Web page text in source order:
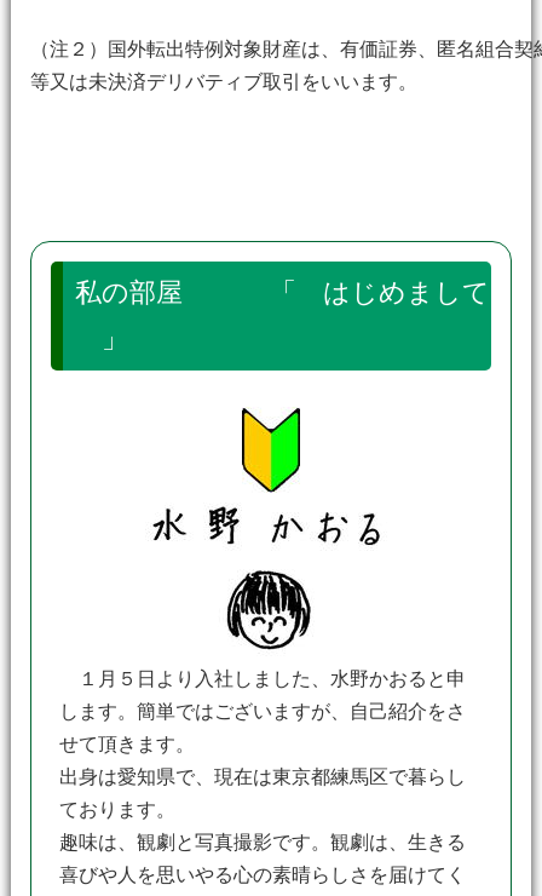
（注２）国外転出特例対象財産は、有価証券、匿名組合
等又は未決済デリバティブ取引をいいます。
私の部屋 「 はじめまして
」
１月５日より入社しました、水野かおると申
します。簡単ではございますが、自己紹介をさ
せて頂きます。
出身は愛知県で、現在は東京都練馬区で暮らし
ております。
趣味は、観劇と写真撮影です。観劇は、生きる
喜びや人を思いやる心の素晴らしさを届けてく